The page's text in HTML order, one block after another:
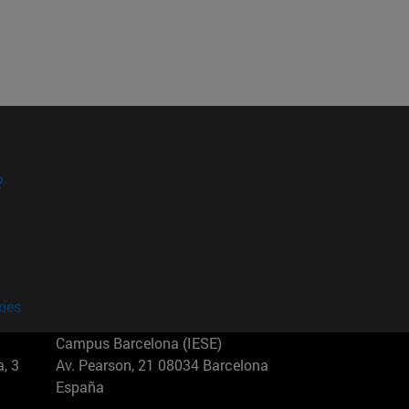
3
Campus Barcelona (IESE)
Av. Pearson, 21 08034 Barcelona
España